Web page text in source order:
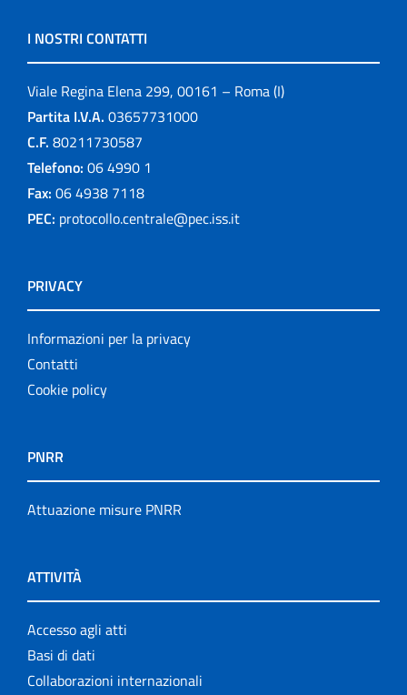
I NOSTRI CONTATTI
Viale Regina Elena 299, 00161 – Roma (I)
Partita I.V.A. 03657731000
C.F. 80211730587
Telefono: 06 4990 1
Fax: 06 4938 7118
PEC: protocollo.centrale@pec.iss.it
PRIVACY
Informazioni per la privacy
Contatti
Cookie policy
PNRR
Attuazione misure PNRR
ATTIVITÀ
Accesso agli atti
Basi di dati
Collaborazioni internazionali